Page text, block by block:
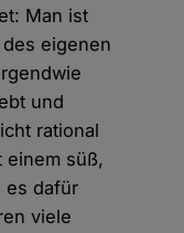
Man ist
eigenen
und
rational
einem süß,
es dafür
viele